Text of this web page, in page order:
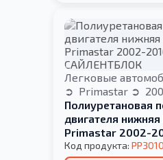
Легковые
Primastar
Полиуретановая
двигателя
Primastar 2002-
БОЛЬШОЙ
Код продукта: